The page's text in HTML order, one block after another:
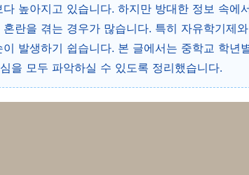
다 높아지고 있습니다. 하지만 방대한 정보 속
혼란을 겪는 경우가 많습니다. 특히 자유학기제
발생하기 쉽습니다. 본 글에서는 중학교 학년
을 모두 파악하실 수 있도록 정리했습니다.